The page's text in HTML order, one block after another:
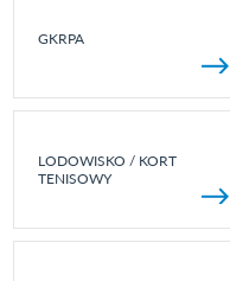
GKRPA
LODOWISKO / KORT
TENISOWY